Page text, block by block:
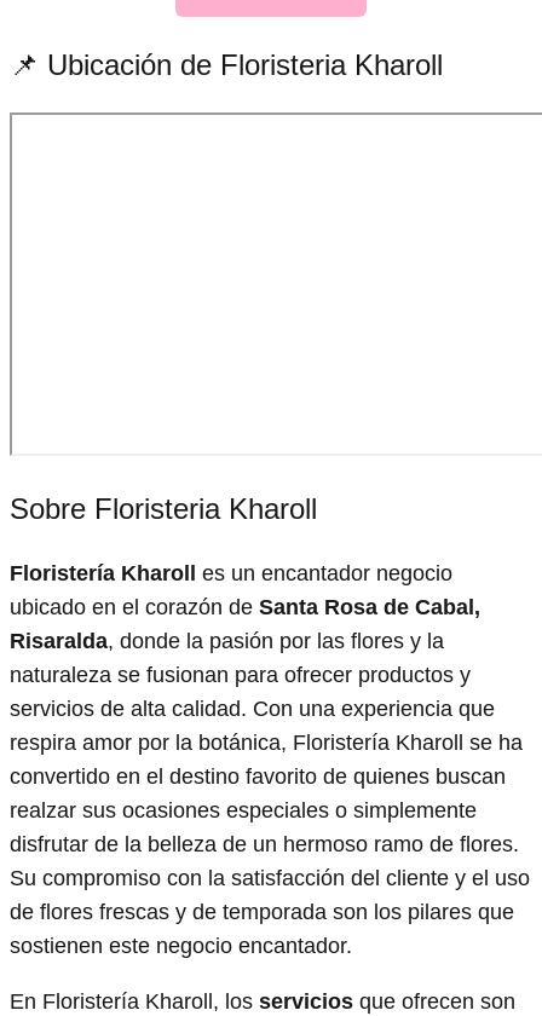
📌 Ubicación de Floristeria Kharoll
Sobre Floristeria Kharoll
Floristería Kharoll es un encantador negocio
ubicado en el corazón de Santa Rosa de Cabal,
Risaralda, donde la pasión por las flores y la
naturaleza se fusionan para ofrecer productos y
servicios de alta calidad. Con una experiencia que
respira amor por la botánica, Floristería Kharoll se ha
convertido en el destino favorito de quienes buscan
realzar sus ocasiones especiales o simplemente
disfrutar de la belleza de un hermoso ramo de flores.
Su compromiso con la satisfacción del cliente y el uso
de flores frescas y de temporada son los pilares que
sostienen este negocio encantador.
En Floristería Kharoll, los servicios que ofrecen son